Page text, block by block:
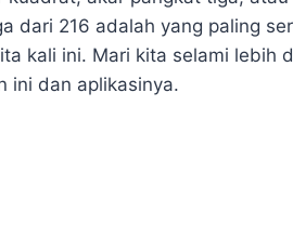
dari 216 adalah yang paling
kali ini. Mari kita selami lebih
ini dan aplikasinya.